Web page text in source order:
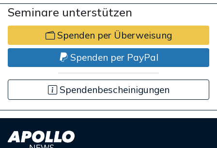
Seminare unterstützen
Spenden per Überweisung
Spenden per PayPal
Spendenbescheinigungen